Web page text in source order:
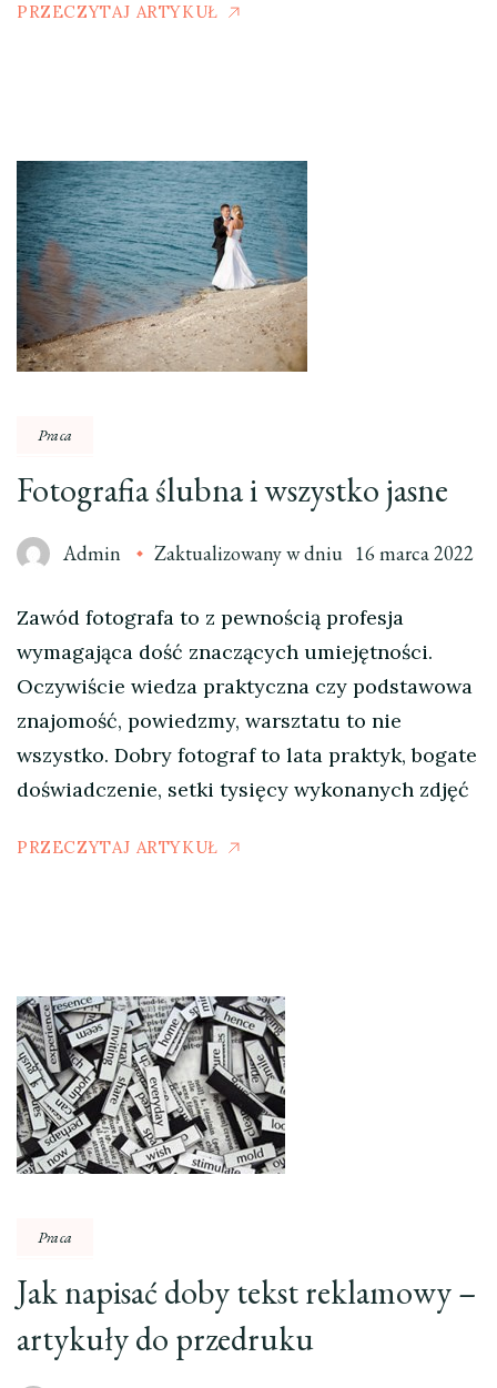
PRZECZYTAJ ARTYKUŁ
Praca
Fotografia ślubna i wszystko jasne
Admin Zaktualizowany w dniu 16 marca 2022
Zawód fotografa to z pewnością profesja
wymagająca dość znaczących umiejętności.
Oczywiście wiedza praktyczna czy podstawowa
znajomość, powiedzmy, warsztatu to nie
wszystko. Dobry fotograf to lata praktyk, bogate
doświadczenie, setki tysięcy wykonanych zdjęć
PRZECZYTAJ ARTYKUŁ
Praca
Jak napisać doby tekst reklamowy –
artykuły do przedruku